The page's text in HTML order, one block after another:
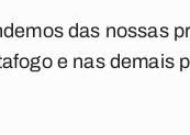
das nossas
e nas demais